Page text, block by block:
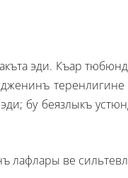
эди. Къар
бу беязлыкъ
лафлары ве